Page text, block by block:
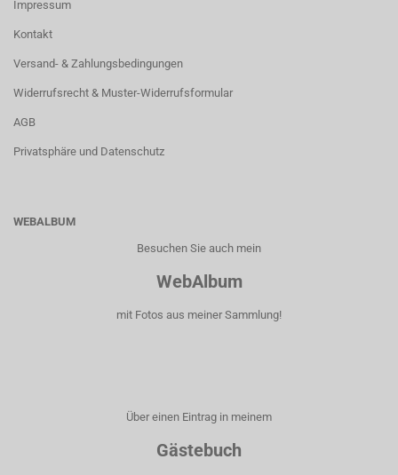
Impressum
Kontakt
Versand- & Zahlungsbedingungen
Widerrufsrecht & Muster-Widerrufsformular
AGB
Privatsphäre und Datenschutz
WEBALBUM
Besuchen Sie auch mein
WebAlbum
mit Fotos aus meiner Sammlung!
Über einen Eintrag in meinem
Gästebuch